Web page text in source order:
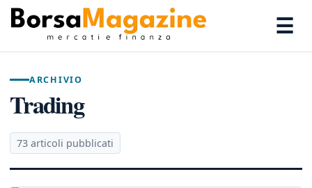
☰
ARCHIVIO
Trading
73 articoli pubblicati